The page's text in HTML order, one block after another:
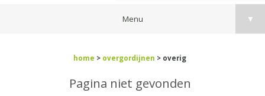
Menu ▼
home > overgordijnen > overig
Pagina niet gevonden